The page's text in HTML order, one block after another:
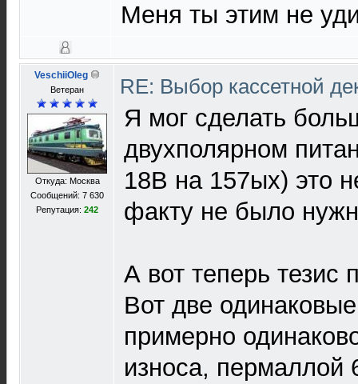
Меня ты этим не
VeschiiOleg
Ветеран
Откуда: Москва
Сообщений: 7 630
Репутация: 242
RE: Выбор кассетной
Я мог сделать
двухполярном
18В на 157ых) это
факту не было
А вот теперь
Вот две
примерно
износа, пермаллой